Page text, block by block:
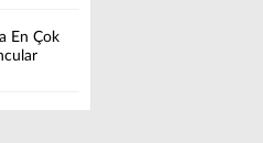
En Çok